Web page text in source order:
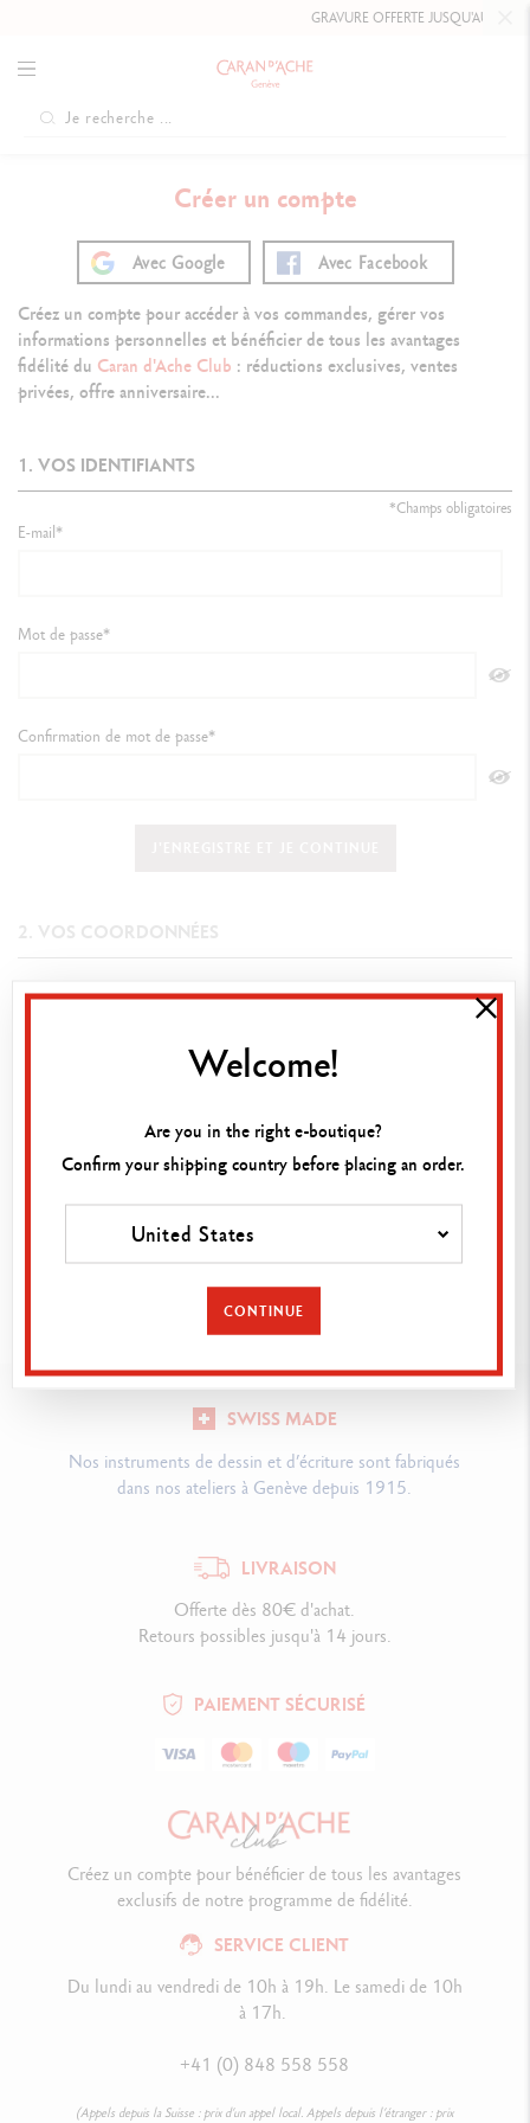
GRAVURE OFFERTE JUSQU'AU10 MAI
Créer un compte
Avec Google Avec Facebook
Créez un compte pour accéder à vos commandes, gérer vos
informations personnelles et bénéficier de tous les avantages
fidélité du Caran d'Ache Club : réductions exclusives, ventes
privées, offre anniversaire...
1. VOS IDENTIFIANTS
*Champs obligatoires
E-mail*
Mot de passe*
Confirmation de mot de passe*
TROUVEZ UN POINT DE VENTE
RECHERCHER
SWISS MADE
Nos instruments de dessin et d’écriture sont fabriqués
dans nos ateliers à Genève depuis 1915.
LIVRAISON
Offerte dès 80€ d'achat.
Retours possibles jusqu'à 14 jours.
PAIEMENT SÉCURISÉ
SERVICE CLIENT
Du lundi au vendredi de 10h à 19h. Le samedi de 10h
à 17h.
+41 (0) 848 558 558
(Appels depuis la Suisse : prix d’un appel local. Appels depuis l’étranger : prix
Créez un compte pour bénéficier de tous les avantages
exclusifs de notre programme de fidélité.
Welcome!
Are you in the right e-boutique?
Confirm your shipping country before placing an order.
United States
CONTINUE